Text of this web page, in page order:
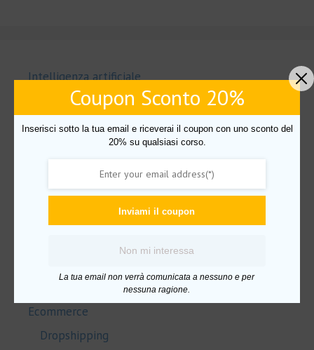
Intelligenza artificiale
Uncategorized
Amazon FBA
Crescita personale
Salute e Benessere
Ecommerce
Dropshipping
Coupon Sconto 20%
Inserisci sotto la tua email e riceverai il coupon con uno sconto del
20% su qualsiasi corso.
Inviami il coupon
Non mi interessa
La tua email non verrà comunicata a nessuno e per
nessuna ragione.